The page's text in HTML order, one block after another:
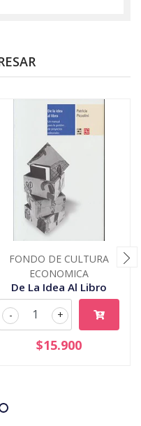
FONDO DE CULTURA
ECONOMICA
De La Idea Al Libro
+
-
$15.900